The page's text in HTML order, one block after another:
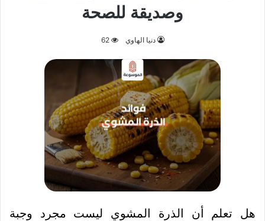
وصديقة للصحة
دنيا الهاوي 62
هل تعلم أن الذرة المشوي ليست مجرد وجبة